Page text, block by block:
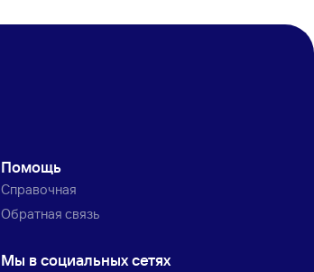
Помощь
Справочная
Обратная связь
Мы в социальных сетях